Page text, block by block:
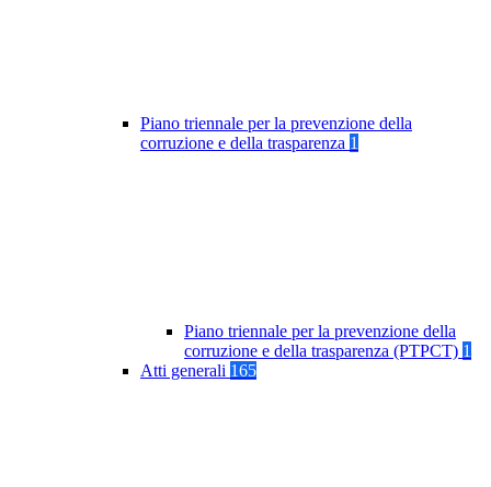
Piano triennale per la prevenzione della
corruzione e della trasparenza 1
Piano triennale per la prevenzione della
corruzione e della trasparenza (PTPCT) 1
Atti generali 165